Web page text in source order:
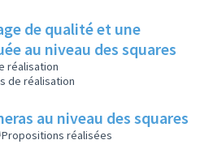
de qualité et une
au niveau des squares
réalisation
de réalisation
au niveau des squares
Propositions réalisées